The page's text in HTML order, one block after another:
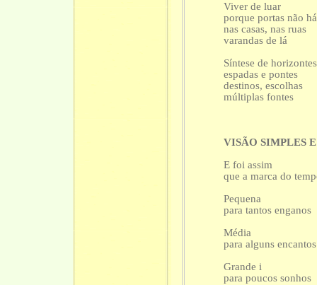
Viver de luar
porque portas não há
nas casas, nas ruas
varandas de lá
Síntese de horizontes
espadas e pontes
destinos, escolhas
múltiplas fontes
VISÃO SIMPLES
E foi assim
que a marca do
Pequena
para tantos enganos
Média
para alguns encantos
Grande i
para poucos sonhos